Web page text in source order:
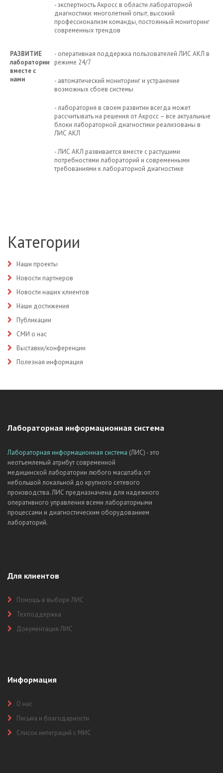
- экспертность Акросс в области лабораторной
диагностики: многолетний опыт, высокий
профессионализм команды, постоянный мониторинг
современных трендов
РАЗВИТИЕ
лаборатории
вместе с
нами
- оперативная поддержка пользователей ЛИС АКЛ в
режиме 24/7
- автоматический мониторинг и устранение
возможных сбоев системы
- лаборатория в своем развитии всегда может
рассчитывать на решения от Акросс – все актуальные
блоки лабораторной диагностики реализованы в
ЛИС АКЛ
- ЛИС АКЛ развивается вместе с растущими
потребностями лабораторий и современными
требованиями к лабораторной диагностике
Категории
Наши проекты
Новости партнеров
Новости наших клиентов
Наши достижения
Публикации
СМИ о нас
Выставки/конференции
Полезная информация
Лабораторная информационная система
Лабораторная информационная система (ЛИС) - это
неотъемлемый атрибут современной
медицинской лаборатории любого масштаба: от
небольшой локальной до крупного сетевого
производства. ЛИС предназначена для надежного
оперативного управления всеми лабораторными
процессами и диагностическим оборудованием
лабораторий.
Для клиентов
Помощь в выборе ЛИС
Техподдержка
Документация ЛИС
Информация
О нас
Письма и благодарности
Список интеграций с МИС